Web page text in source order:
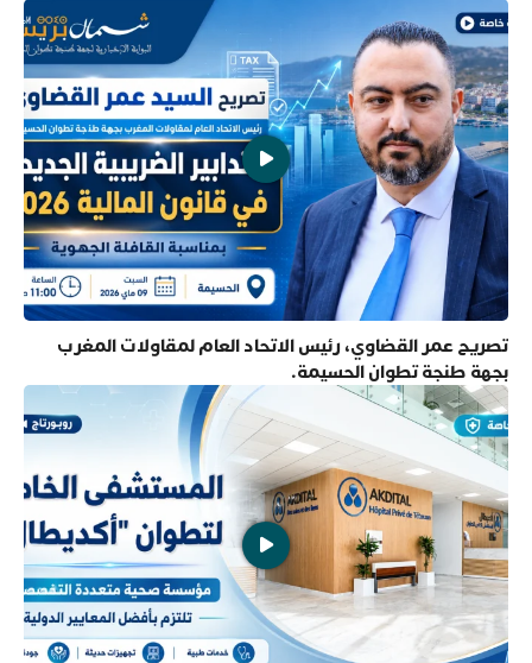
تصريح عمر القضاوي، رئيس الاتحاد العام لمقاولات المغرب
بجهة طنجة تطوان الحسيمة.